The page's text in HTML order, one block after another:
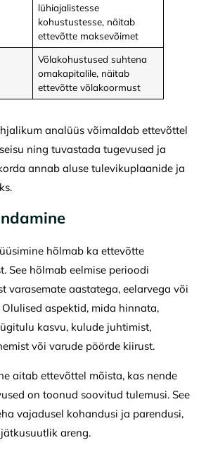
lühiajalistesse
kohustustesse, näitab
ettevõtte maksevõimet
Võlakohustused suhtena
omakapitalile, näitab
ettevõtte võlakoormust
analüüs võimaldab ettevõttel
ning tuvastada tugevused ja
annab aluse tulevikuplaanide ja
hõlmab ka ettevõtte
See hõlmab eelmise perioodi
varasemate aastatega, eelarvega või
aspektid, mida hinnata,
kasvu, kulude juhtimist,
või varude pöörde kiirust.
aitab ettevõttel mõista, kas nende
on toonud soovitud tulemusi. See
vajadusel kohandusi ja parendusi,
areng.